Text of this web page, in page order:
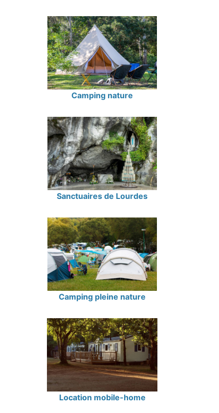
Camping nature
Sanctuaires de Lourdes
Camping pleine nature
Location mobile-home